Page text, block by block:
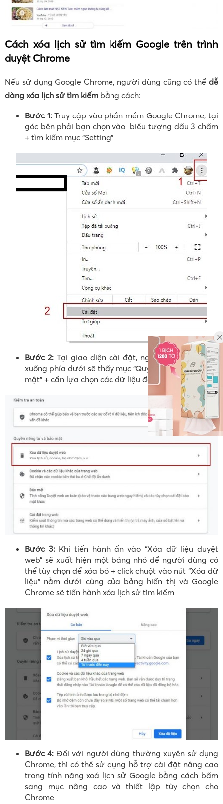
Cách xóa lịch sử tìm kiếm Google trên trình
duyệt Chrome
Nếu sử dụng Google Chrome, người dùng cũng có thể dễ
dàng xóa lịch sử tìm kiếm bằng cách:
Bước 1:Truy cập vào phần mềm Google Chrome, tại
góc bên phải bạn chọn vào biểu tượng dấu 3 chấm
+ tìm kiếm mục “Setting”
Bước 2: Tại giao diện cài đặt, người dùng di chuột
xuống phía dưới sẽ thấy mục “Quyền riêng tư và bảo
mật” + cần lựa chọn các dữ liệu để xóa
Bước 3:Khi tiến hành ấn vào “Xóa dữ liệu duyệt
web” sẽ xuất hiện một bảng nhỏ để người dùng có
thể tùy chọn để xóa bỏ + click chuột vào nút “Xóa dữ
liệu” nằm dưới cùng của bảng hiển thị và Google
Chrome sẽ tiến hành xóa lịch sử tìm kiếm
Bước 4: Đối với người dùng thường xuyên sử dụng
Chrome, thì có thể sử dụng hỗ trợ cài đặt nâng cao
trong tính năng xoá lịch sử Google bằng cách bấm
sang mục nâng cao và thiết lập tùy chọn cho
Chrome